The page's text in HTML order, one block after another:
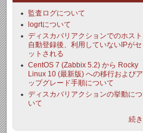
監査ログについて
logrtについて
ディスカバリアクションでのホスト
自動登録後、利用していないIPがセ
ットされる
CentOS 7 (Zabbix 5.2) から Rocky
Linux 10 (最新版) への移行およびア
ップグレード手順について
ディスカバリアクションの挙動につ
いて
続き